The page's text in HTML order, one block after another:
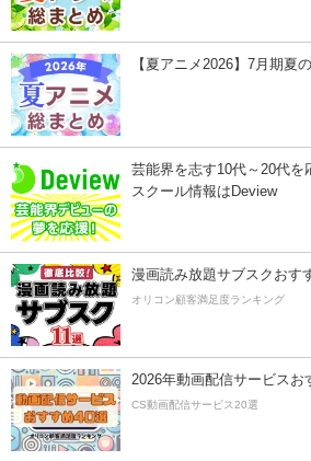
【夏アニメ2026】7月期夏
芸能界を志す10代～20代を
スクール情報はDeview
漫画読み放題サブスクおす
オリコン顧客満足度ランキング
2026年動画配信サービスお
CS動画配信サービス20選